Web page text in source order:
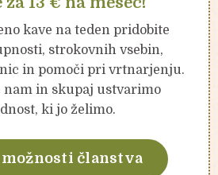
kave na teden pridobite
strokovnih vsebin,
in pomoči pri vrtnarjenju.
nam in skupaj ustvarimo
ki jo želimo.
članstva